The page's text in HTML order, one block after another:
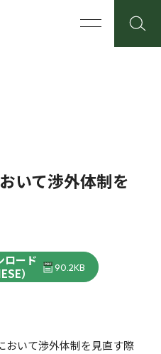
いて渉外体制を
ロード
）
90.2KB
おいて渉外体制を見直す際